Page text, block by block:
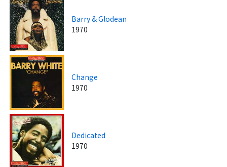
Barry & Glodean
1970
Change
1970
Dedicated
1970